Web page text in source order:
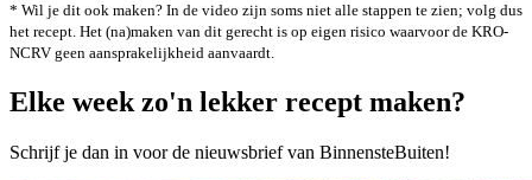
* Wil je dit ook maken? In de video zijn soms niet alle stappen te zien; volg dus
het recept. Het (na)maken van dit gerecht is op eigen risico waarvoor de KRO-
NCRV geen aansprakelijkheid aanvaardt.
Elke week zo'n lekker recept maken?
Schrijf je dan in voor de nieuwsbrief van BinnensteBuiten!